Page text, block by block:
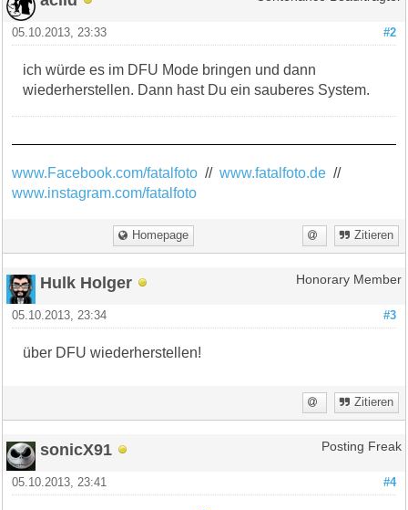
#2
05.10.2013, 23:33
ich würde es im DFU Mode bringen und dann
wiederherstellen. Dann hast Du ein sauberes System.
www.Facebook.com/fatalfoto //www.fatalfoto.de //
www.instagram.com/fatalfoto
Homepage Zitieren
Hulk Holger Honorary Member
#3
05.10.2013, 23:34
über DFU wiederherstellen!
Zitieren
sonicX91 Posting Freak
#4
05.10.2013, 23:41